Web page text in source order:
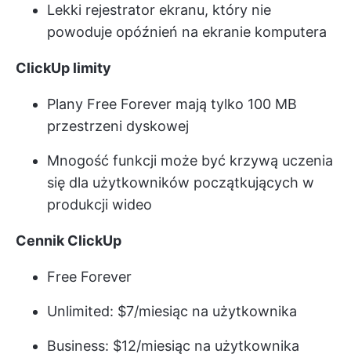
Lekki rejestrator ekranu, który nie
powoduje opóźnień na ekranie komputera
ClickUp limity
Plany Free Forever mają tylko 100 MB
przestrzeni dyskowej
Mnogość funkcji może być krzywą uczenia
się dla użytkowników początkujących w
produkcji wideo
Cennik ClickUp
Free Forever
Unlimited: $7/miesiąc na użytkownika
Business: $12/miesiąc na użytkownika